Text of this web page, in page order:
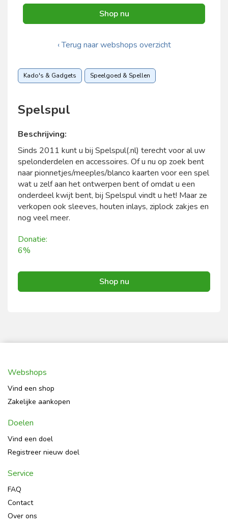
Shop nu
‹ Terug naar webshops overzicht
Kado's & Gadgets Speelgoed & Spellen
Spelspul
Beschrijving:
Sinds 2011 kunt u bij Spelspul(.nl) terecht voor al uw
spelonderdelen en accessoires. Of u nu op zoek bent
naar pionnetjes/meeples/blanco kaarten voor een spel
wat u zelf aan het ontwerpen bent of omdat u een
onderdeel kwijt bent, bij Spelspul vindt u het! Maar ze
verkopen ook sleeves, houten inlays, ziplock zakjes en
nog veel meer.
Donatie:
6%
Shop nu
Webshops
Vind een shop
Zakelijke aankopen
Doelen
Vind een doel
Registreer nieuw doel
Service
FAQ
Contact
Over ons